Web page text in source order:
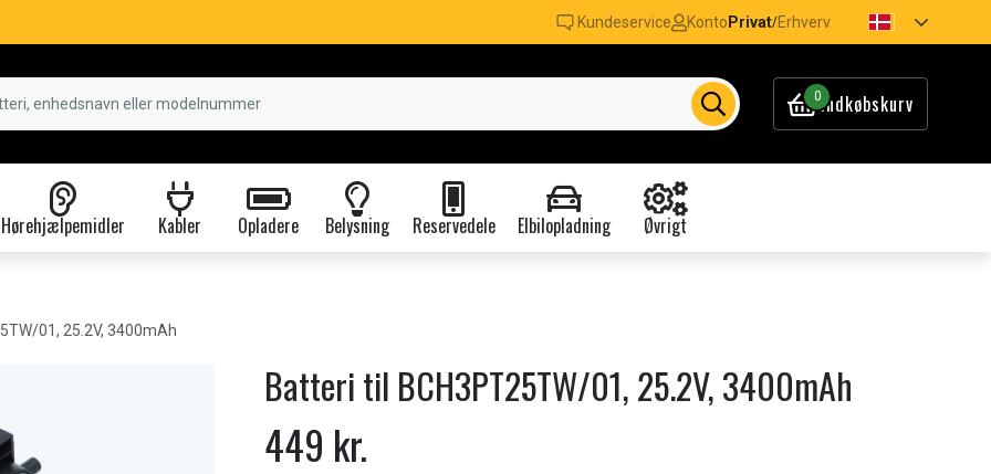
Kundeservice Konto Privat/Erhverv
0Indkøbskurv
Hørehjælpemidler Kabler Opladere Belysning Reservedele Elbilopladning Øvrigt
01, 25.2V, 3400mAh
Batteri til BCH3PT25TW/01, 25.2V, 3400mAh
449 kr.